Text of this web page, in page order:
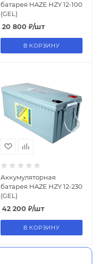
батарея HAZE HZY 12-100
(GEL)
20 800 ₽/шт
В КОРЗИНУ
Аккумуляторная
батарея HAZE HZY 12-230
(GEL)
42 200 ₽/шт
В КОРЗИНУ